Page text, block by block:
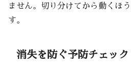
ません。切り分けてから動くほ
す。
消失を防ぐ予防チェック